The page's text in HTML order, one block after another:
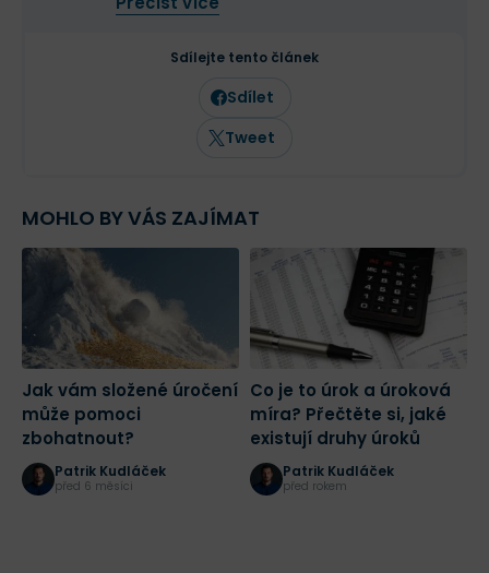
Jeho cílem je pomáhat lidem lépe se
zpřístupňovat kvalitní informace a
přispívat ke zvyšování finanční
gramotnosti v Česku a na Slovensku.
Sdílejte tento článek
Sdílet
Tweet
MOHLO BY VÁS ZAJÍMAT
Jak vám složené úročení
může pomoci
zbohatnout?
Patrik Kudláček
před 6 měsíci
Co je to úrok a úroková
míra? Přečtěte si, jaké
existují druhy úroků
Patrik Kudláček
před rokem